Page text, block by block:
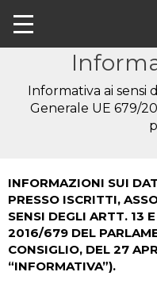
Informativa ai sensi
Generale UE 679/
INFORMAZIONI SUI
PRESSO ISCRITTI,
SENSI DEGLI ARTT. 13
2016/679 DEL
CONSIGLIO, DEL 27
“INFORMATIVA”).